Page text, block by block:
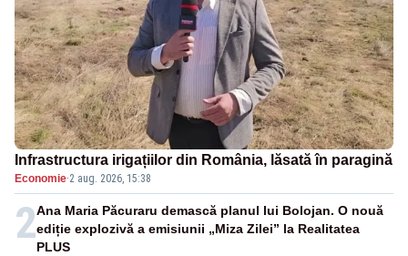
Infrastructura irigațiilor din România, lăsată în paragină
Economie·2 aug. 2026, 15:38
2Ana Maria Păcuraru demască planul lui Bolojan. O nouă
ediție explozivă a emisiunii „Miza Zilei” la Realitatea
PLUS